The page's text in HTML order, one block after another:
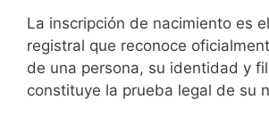
La inscripción de nacimiento es
registral que reconoce
de una persona, su identidad y
constituye la prueba legal de su